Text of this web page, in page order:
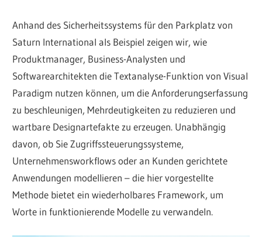
Anhand des Sicherheitssystems für den Parkplatz von
Saturn International als Beispiel zeigen wir, wie
Produktmanager, Business-Analysten und
Softwarearchitekten die Textanalyse-Funktion von Visual
Paradigm nutzen können, um die Anforderungserfassung
zu beschleunigen, Mehrdeutigkeiten zu reduzieren und
wartbare Designartefakte zu erzeugen. Unabhängig
davon, ob Sie Zugriffssteuerungssysteme,
Unternehmensworkflows oder an Kunden gerichtete
Anwendungen modellieren – die hier vorgestellte
Methode bietet ein wiederholbares Framework, um
Worte in funktionierende Modelle zu verwandeln.